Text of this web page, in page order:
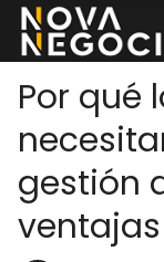
Por qué
gestión